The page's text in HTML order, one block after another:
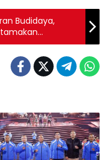
Budidaya,